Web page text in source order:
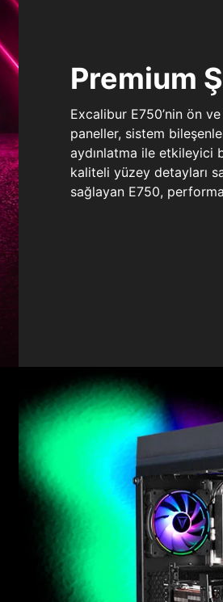
Premium
Excalibur E750’nin ön
paneller, sistem
aydınlatma ile etkileyici
kaliteli yüzey detayları
sağlayan E750,